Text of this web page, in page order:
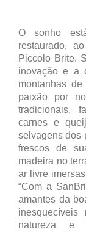
O sonho
restaurado,
Piccolo Brite.
inovação e a
montanhas
paixão por
tradicionais,
carnes e
selvagens dos
frescos de
madeira no
ar livre
“Com a
amantes da
natureza e